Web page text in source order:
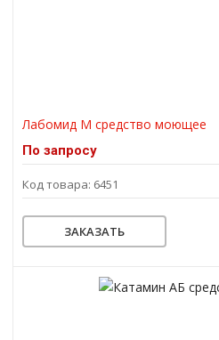
Лабомид М средство моющее
По запросу
Код товара: 6451
ЗАКАЗАТЬ